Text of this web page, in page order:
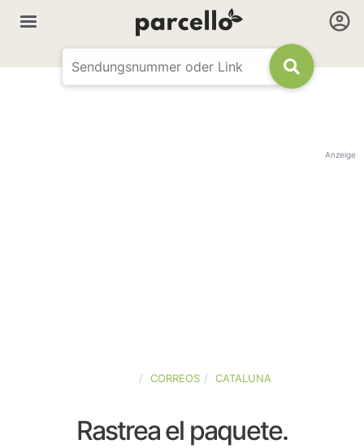
Anzeige
CORREOS CATALUNA
Rastrea el paquete.